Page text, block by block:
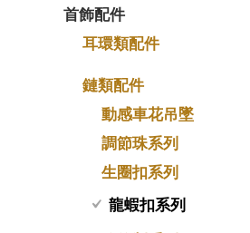
镶口链
管狀網鏈
十字鏈系列
十字車花鏈系列
十字閃O鏈系列
十字錘打鏈系列
側身鏈系列
首飾配件
耳環類配件
卷迫系列
螺絲迫系列
梅花迫系列
平臺迫系列
美拍系列
鏈類配件
動感車花吊墜
調節珠系列
生圈扣系列
龍蝦扣系列